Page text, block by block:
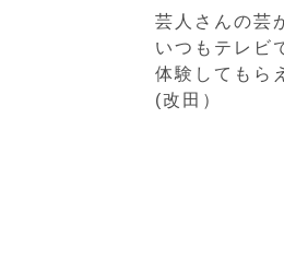
芸人さんの芸
いつもテレビ
体験してもら
(改田）